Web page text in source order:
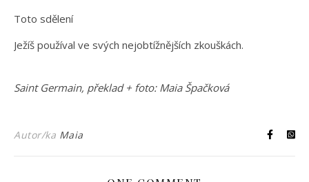
Toto sdělení
Ježíš používal ve svých nejobtížnějších zkouškách.
Saint Germain, překlad + foto: Maia Špačková
Autor/ka Maia